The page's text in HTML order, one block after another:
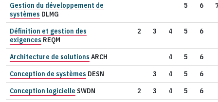
Gestion du développement de
systèmes DLMG
5 6
Définition et gestion des
exigences REQM
2 3 4 5 6
Architecture de solutions ARCH 4 5
6
Conception de systèmes DESN 3 4 5
6
Conception logicielle SWDN 2 3 4 5
6